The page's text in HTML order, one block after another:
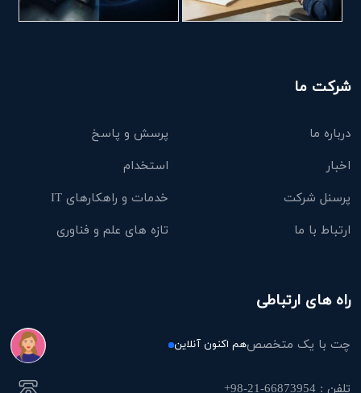
شرکت ما
درباره ما
پرسش و پاسخ
اخبار
استخدام
پرسنل شرکت
خدمات و راهکارهای IT
ارتباط با ما
تازه های علم و فناوری
راه های ارتباطی
چت با یک متخصصهم اکنون آنلاین
تلفن : 66873954-21-98+